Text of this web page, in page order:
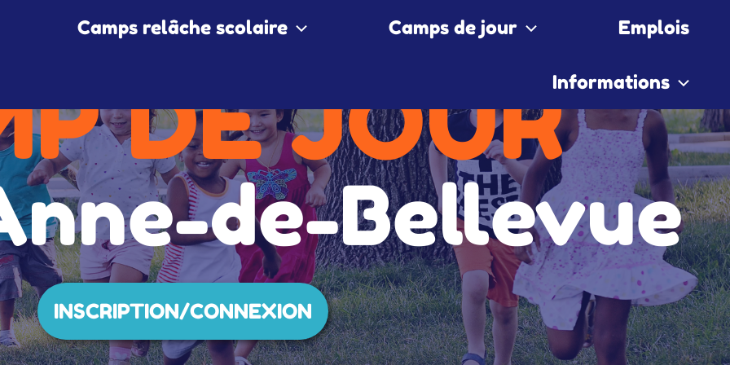
Camps relâche scolaire Camps de jour Emplois
Informations
DE JOUR
de-Bellevue
INSCRIPTION/CONNEXION